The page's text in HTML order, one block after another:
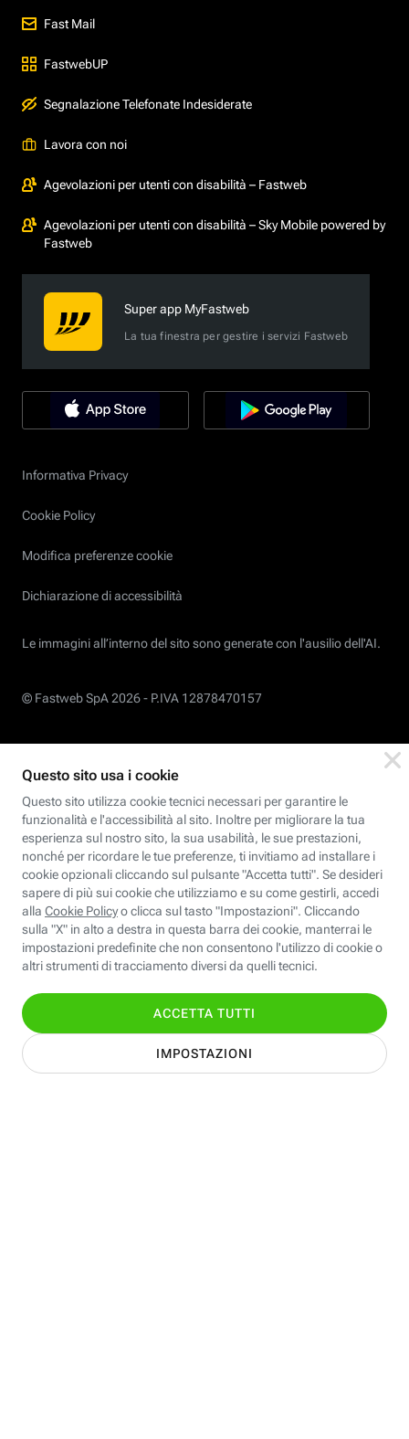
Fast Mail
FastwebUP
Segnalazione Telefonate Indesiderate
Lavora con noi
Agevolazioni per utenti con disabilità – Fastweb
Agevolazioni per utenti con disabilità – Sky Mobile powered by
Fastweb
Super app MyFastweb
La tua finestra per gestire i servizi Fastweb
Informativa Privacy
Cookie Policy
Modifica preferenze cookie
Dichiarazione di accessibilità
Le immagini all’interno del sito sono generate con l'ausilio dell'AI.
© Fastweb SpA 2026 - P.IVA 12878470157